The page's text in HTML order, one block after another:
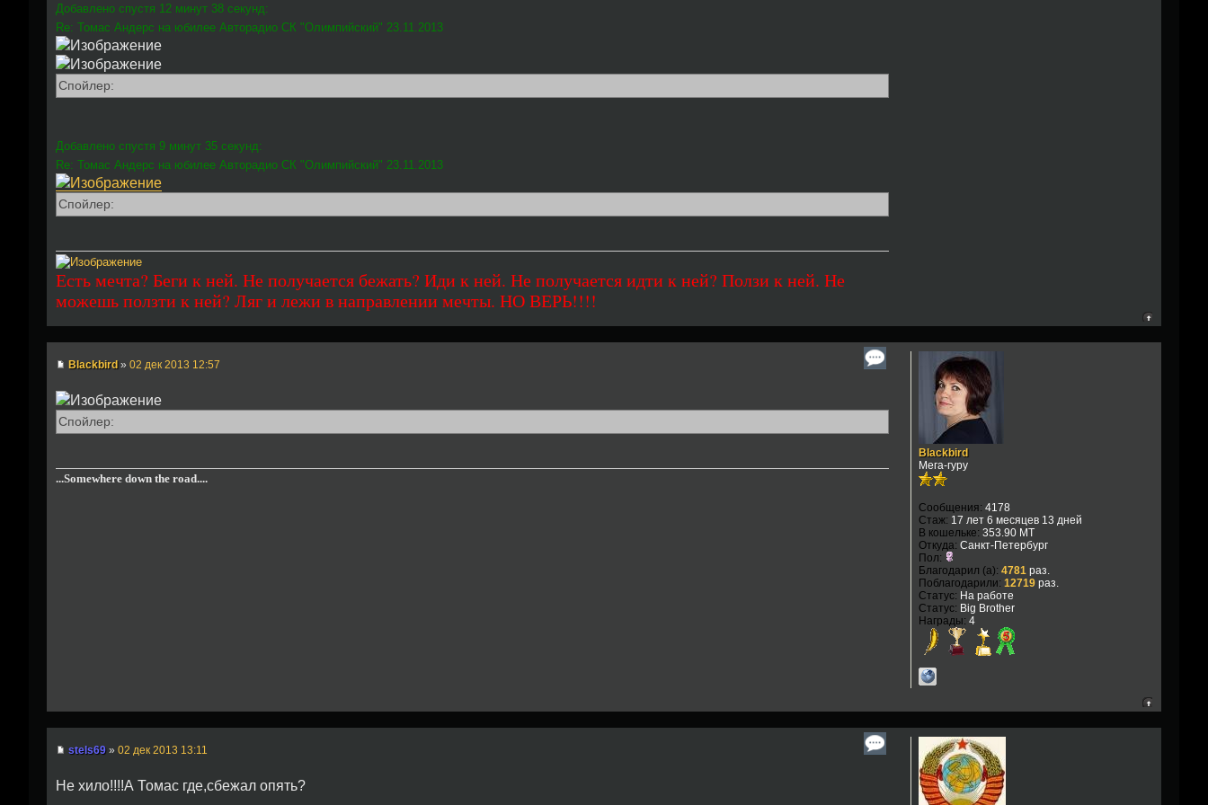
Добавлено спустя 12 минут 38 секунд:
Re: Томас Андерс на юбилее Авторадио СК "Олимпийский" 23.11.2013
Спойлер:
Добавлено спустя 9 минут 35 секунд:
Re: Томас Андерс на юбилее Авторадио СК "Олимпийский" 23.11.2013
Спойлер:
Есть мечта? Беги к ней. Не получается бежать? Иди к ней. Не получается идти к ней? Ползи к ней. Не
можешь ползти к ней? Ляг и лежи в направлении мечты. НО ВЕРЬ!!!!
Blackbird » 02 дек 2013 12:57
Спойлер:
...Somewhere down the road....
Blackbird
Мега-гуру
Сообщения: 4178
Стаж: 17 лет 6 месяцев 13 дней
В кошельке: 353.90 MT
Откуда: Санкт-Петербург
Пол:
Благодарил (а): 4781 раз.
Поблагодарили: 12719раз.
Статус: На работе
Статус: Big Brother
Награды: 4
stels69 » 02 дек 2013 13:11
Не хило!!!!А Томас где,сбежал опять?